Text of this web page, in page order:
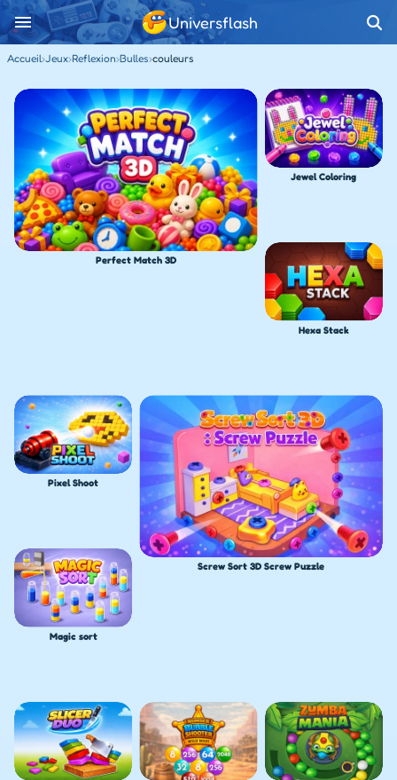
Universflash
Accueil›Jeux›Reflexion›Bulles›couleurs
Perfect Match 3D
Jewel Coloring
Hexa Stack
Pixel Shoot
Magic sort
Screw Sort 3D Screw Puzzle